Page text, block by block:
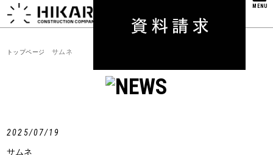
MENU
トップページ サムネ
2025/07/19
サムネ